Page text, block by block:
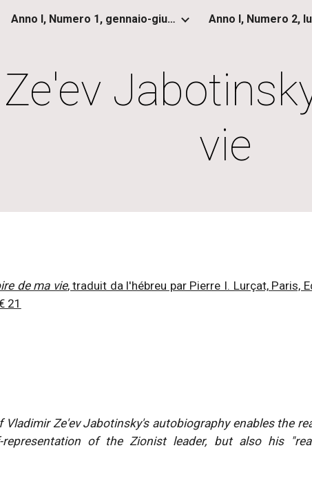
Skip to main content Anno I, Numero 1, gennaio-giugno 2012
vie
de ma vie, traduit da l'hébreu par Pierre I. Lurçat, Paris,
21
Vladimir Ze'ev Jabotinsky's autobiography enables the
of the Zionist leader, but also his